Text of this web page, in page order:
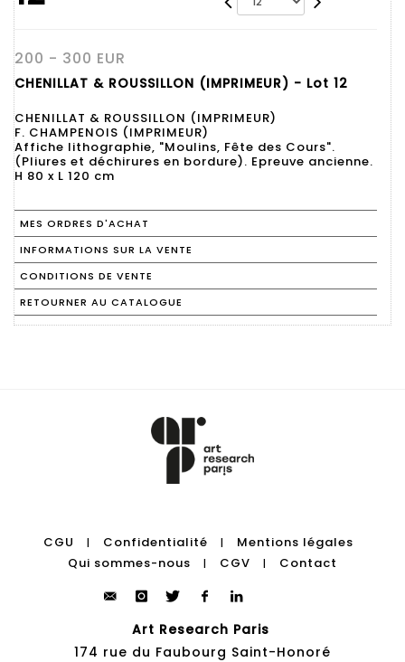
200 - 300 EUR
CHENILLAT & ROUSSILLON (IMPRIMEUR) - Lot 12
CHENILLAT & ROUSSILLON (IMPRIMEUR)
F. CHAMPENOIS (IMPRIMEUR)
Affiche lithographie, "Moulins, Fête des Cours".
(Pliures et déchirures en bordure). Epreuve ancienne.
H 80 x L 120 cm
MES ORDRES D'ACHAT
INFORMATIONS SUR LA VENTE
CONDITIONS DE VENTE
RETOURNER AU CATALOGUE
CGU | Confidentialité |
Mentions légales
Qui sommes-nous
| CGV | Contact
Art Research Paris
174 rue du Faubourg Saint-Honoré